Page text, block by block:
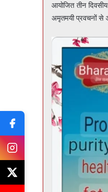
आयोजित तीन
अमृतमयी प्रवचनों से